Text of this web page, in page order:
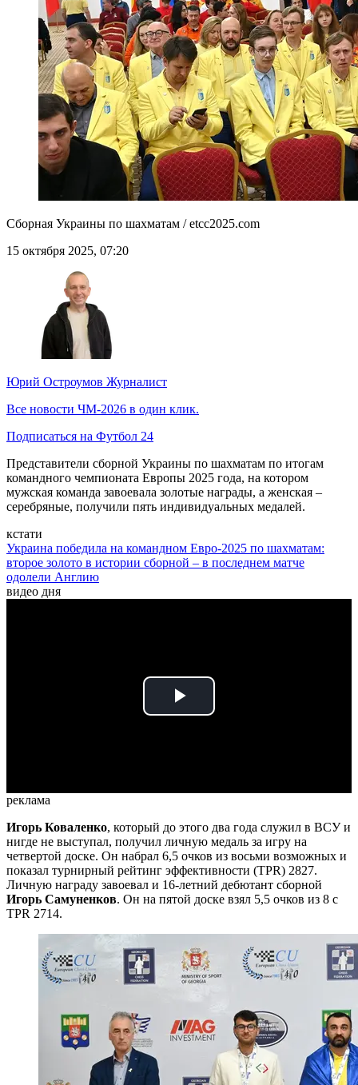
Сборная Украины по шахматам / etcc2025.com
15 октября 2025, 07:20
Юрий Остроумов Журналист
Все новости ЧМ-2026 в один клик.
Подписаться на Футбол 24
Представители сборной Украины по шахматам по итогам
командного чемпионата Европы 2025 года, на котором
мужская команда завоевала золотые награды, а женская –
серебряные, получили пять индивидуальных медалей.
кстати
Украина победила на командном Евро-2025 по шахматам:
второе золото в истории сборной – в последнем матче
одолели Англию
видео дня
Play
реклама
Игорь Коваленко, который до этого два года служил в ВСУ и
нигде не выступал, получил личную медаль за игру на
четвертой доске. Он набрал 6,5 очков из восьми возможных и
показал турнирный рейтинг эффективности (TPR) 2827.
Личную награду завоевал и 16-летний дебютант сборной
Игорь Самуненков. Он на пятой доске взял 5,5 очков из 8 с
TPR 2714.